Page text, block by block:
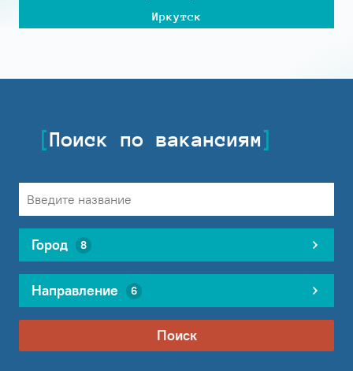
Иркутск
Поиск по вакансиям
Город 8
Направление 6
Поиск